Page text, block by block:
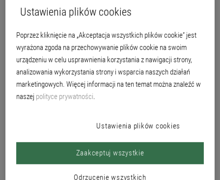
Ustawienia plików cookies
Poprzez kliknięcie na „Akceptacja wszystkich plików cookie” jest
wyrażona zgoda na przechowywanie plików cookie na swoim
urządzeniu w celu usprawnienia korzystania z nawigacji strony,
analizowania wykorzystania strony i wsparcia naszych działań
marketingowych. Więcej informacji na ten temat można znaleźć w
naszej polityce prywatności.
Ustawienia plików cookies
Odrzucenie wszystkich
Zaakceptuj wszystkie